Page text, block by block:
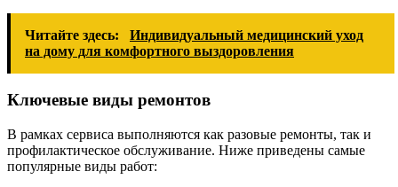
Читайте здесь:
Индивидуальный медицинский уход
на дому для комфортного выздоровления
Ключевые виды ремонтов
В рамках сервиса выполняются как разовые ремонты, так и
профилактическое обслуживание. Ниже приведены самые
популярные виды работ: